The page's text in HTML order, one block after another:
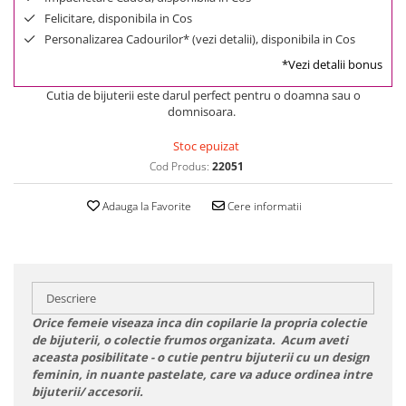
Felicitare, disponibila in Cos
Personalizarea Cadourilor* (vezi detalii), disponibila in Cos
*Vezi detalii bonus
Cutia de bijuterii este darul perfect pentru o doamna sau o
domnisoara.
Stoc epuizat
Cod Produs: 22051
Adauga la Favorite Cere informatii
Descriere
Orice femeie viseaza inca din copilarie la propria colectie
de bijuterii, o colectie frumos organizata. Acum aveti
aceasta posibilitate - o cutie pentru bijuterii cu un design
feminin, in nuante pastelate, care va aduce ordinea intre
bijuterii/ accesorii.